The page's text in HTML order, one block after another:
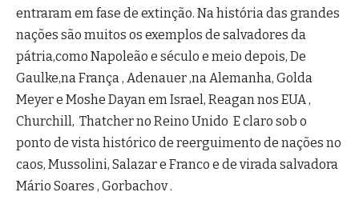
entraram em fase de extinção. Na história das grandes
nações são muitos os exemplos de salvadores da
pátria,como Napoleão e século e meio depois, De
Gaulke,na França , Adenauer ,na Alemanha, Golda
Meyer e Moshe Dayan em Israel, Reagan nos EUA ,
Churchill, Thatcher no Reino Unido E claro sob o
ponto de vista histórico de reerguimento de nações no
caos, Mussolini, Salazar e Franco e de virada salvadora
Mário Soares , Gorbachov .